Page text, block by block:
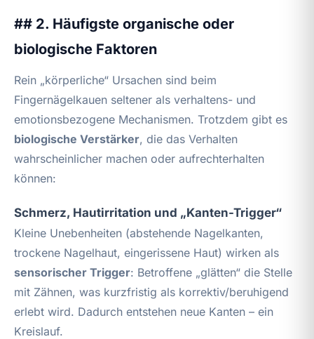
## 2. Häufigste organische oder
biologische Faktoren
Rein „körperliche“ Ursachen sind beim
Fingernägelkauen seltener als verhaltens- und
emotionsbezogene Mechanismen. Trotzdem gibt es
biologische Verstärker, die das Verhalten
wahrscheinlicher machen oder aufrechterhalten
können:
Schmerz, Hautirritation und „Kanten-Trigger“
Kleine Unebenheiten (abstehende Nagelkanten,
trockene Nagelhaut, eingerissene Haut) wirken als
sensorischer Trigger: Betroffene „glätten“ die Stelle
mit Zähnen, was kurzfristig als korrektiv/beruhigend
erlebt wird. Dadurch entstehen neue Kanten – ein
Kreislauf.